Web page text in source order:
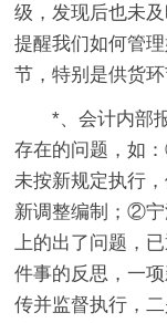
级，发现后也未及
提醒我们如何管
节，特别是供货环
*、会计内部
存在的问题，如
未按新规定执行
新调整编制；②宁
上的出了问题，
件事的反思，一
传并监督执行，